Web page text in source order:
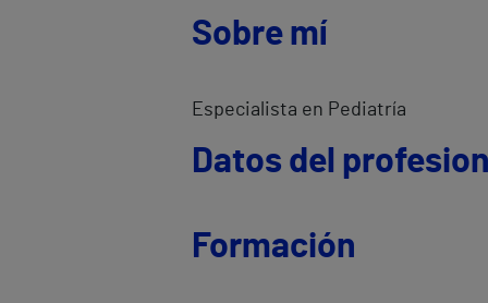
Sobre mí
Especialista en Pediatría
Datos del
Formación